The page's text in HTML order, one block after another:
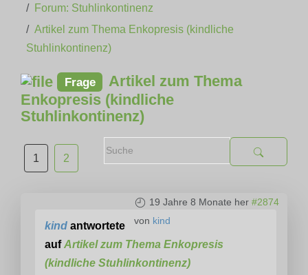
Forum: Stuhlinkontinenz
Artikel zum Thema Enkopresis (kindliche
Stuhlinkontinenz)
Frage
Artikel zum Thema
Enkopresis (kindliche
Stuhlinkontinenz)
1 2
19 Jahre 8 Monate her #2874
von kind
kind antwortete
aufArtikel zum Thema Enkopresis
(kindliche Stuhlinkontinenz)